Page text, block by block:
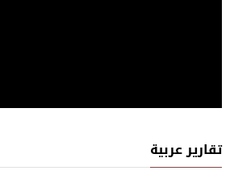
تقارير عربية